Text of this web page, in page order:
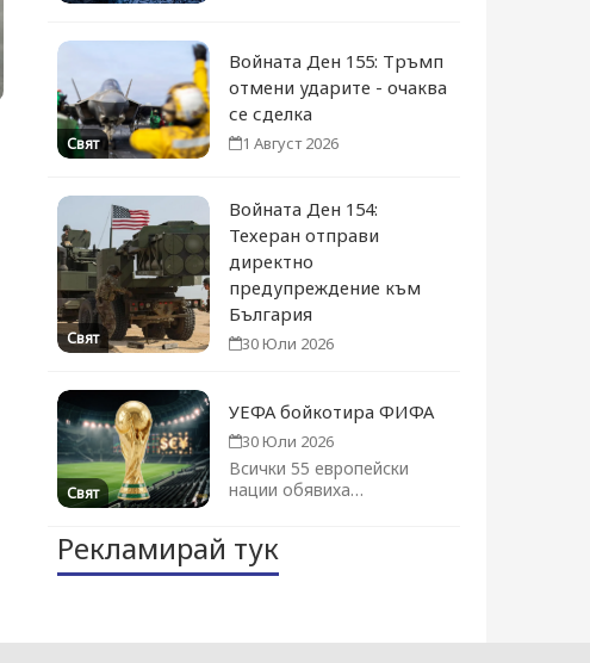
Свят
Войната Ден 155: Тръмп
отмени ударите - очаква
се сделка
1 Август 2026
Свят
Войната Ден 154:
Техеран отправи
директно
предупреждение към
България
30 Юли 2026
Свят
УЕФА бойкотира ФИФА
30 Юли 2026
Всички 55 европейски
нации обявиха
първенство...
Рекламирай тук